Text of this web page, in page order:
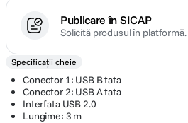
10. dji osmo
Publicare în SICAP
Solicită produsul în platformă.
Specificații cheie
Conector 1: USB B tata
Conector 2: USB A tata
Interfata USB 2.0
Lungime: 3 m